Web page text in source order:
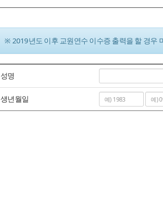
※ 2019년도 이후 교원연수 이수증 출력을 할 경우
성명
생년월일